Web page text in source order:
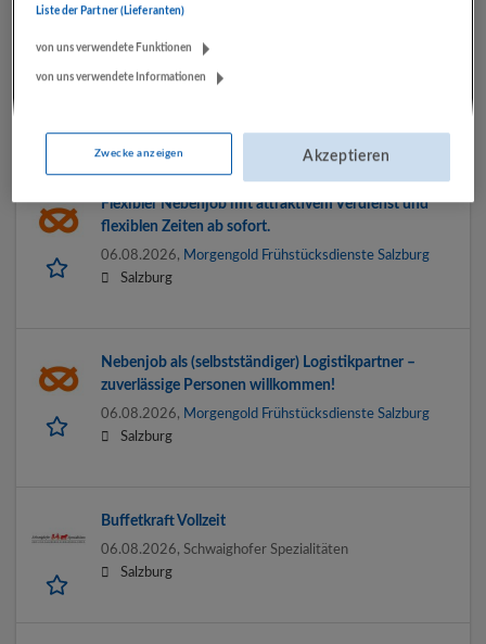
Abteilungsleitung Feinkost in Ausbildung (m/w/d)
38,5 Std./Wo
Flexibler Nebenjob mit attraktivem Verdienst und
flexiblen Zeiten ab sofort.
06.08.2026, Morgengold Frühstücksdienste Salzburg
Salzburg
Nebenjob als (selbstständiger) Logistikpartner –
zuverlässige Personen willkommen!
06.08.2026, Morgengold Frühstücksdienste Salzburg
Salzburg
Buffetkraft Vollzeit
06.08.2026, Schwaighofer Spezialitäten
Salzburg
Liste der Partner (Lieferanten)
von uns verwendete Funktionen
von uns verwendete Informationen
Zwecke anzeigen Akzeptieren